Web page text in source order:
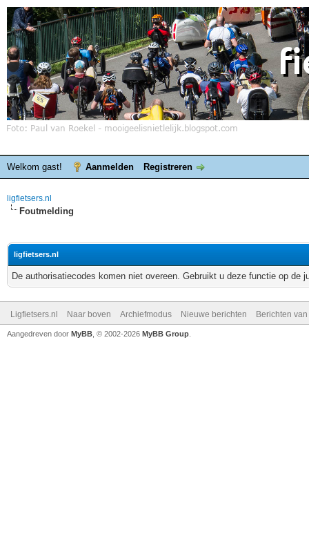
Welkom gast! Aanmelden Registreren
ligfietsers.nl
Foutmelding
ligfietsers.nl
De authorisatiecodes komen niet overeen. Gebruikt u deze functie op de
Ligfietsers.nl Naar boven Archiefmodus Nieuwe berichten Berichten
Aangedreven door MyBB , © 2002-2026 MyBB Group